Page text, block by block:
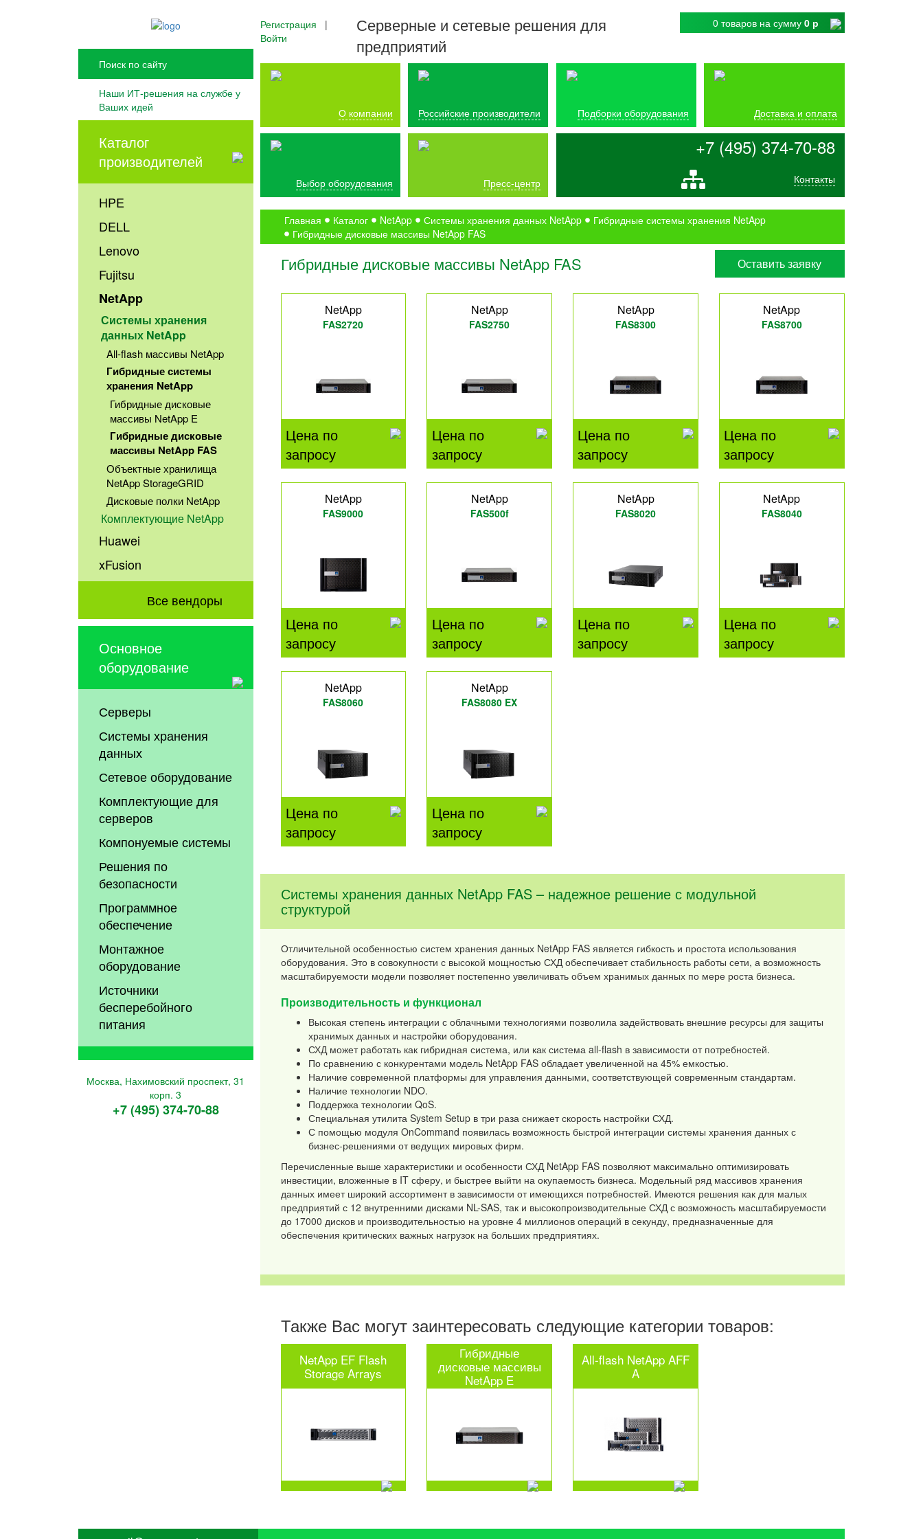
Наши ИТ-решения на службе у
Ваших идей
Каталог
производителей
HPE
DELL
Lenovo
Fujitsu
NetApp
Системы хранения
данных NetApp
All-flash массивы NetApp
Гибридные системы
хранения NetApp
Гибридные дисковые
массивы NetApp E
Гибридные дисковые
массивы NetApp FAS
Объектные хранилища
NetApp StorageGRID
Дисковые полки NetApp
Комплектующие NetApp
Huawei
xFusion
Все вендоры
Основное
оборудование
Серверы
Системы хранения
данных
Сетевое оборудование
Комплектующие для
серверов
Компонуемые системы
Решения по
безопасности
Программное
обеспечение
Монтажное
оборудование
Источники
бесперебойного
питания
Москва, Нахимовский проспект, 31
корп. 3
+7 (495) 374-70-88
Регистрация |
Войти
Серверные и сетевые решения для
предприятий
0 товаров на сумму 0 р
О компании Российские производители Подборки оборудования Доставка и оплата
Выбор оборудования Пресс-центр
+7 (495) 374-70-88
Контакты
Главная Каталог NetApp Системы хранения данных NetApp
Гибридные системы хранения NetApp
Гибридные дисковые массивы NetApp FAS
Гибридные дисковые массивы NetApp FAS Оставить заявку
NetApp
FAS2720
Цена по
запросу
NetApp
FAS2750
Цена по
запросу
NetApp
FAS8300
Цена по
запросу
NetApp
FAS8700
Цена по
запросу
NetApp
FAS9000
Цена по
запросу
NetApp
FAS500f
Цена по
запросу
NetApp
FAS8020
Цена по
запросу
NetApp
FAS8040
Цена по
запросу
NetApp
FAS8060
Цена по
запросу
NetApp
FAS8080 EX
Цена по
запросу
Системы хранения данных NetApp FAS – надежное решение с модульной
структурой
Отличительной особенностью систем хранения данных NetApp FAS является гибкость и простота использования
оборудования. Это в совокупности с высокой мощностью СХД обеспечивает стабильность работы сети, а возможность
масштабируемости модели позволяет постепенно увеличивать объем хранимых данных по мере роста бизнеса.
Производительность и функционал
Высокая степень интеграции с облачными технологиями позволила задействовать внешние ресурсы для защиты
хранимых данных и настройки оборудования.
СХД может работать как гибридная система, или как система all-flash в зависимости от потребностей.
По сравнению с конкурентами модель NetApp FAS обладает увеличенной на 45% емкостью.
Наличие современной платформы для управления данными, соответствующей современным стандартам.
Наличие технологии NDO.
Поддержка технологии QoS.
Специальная утилита System Setup в три раза снижает скорость настройки СХД.
С помощью модуля OnCommand появилась возможность быстрой интеграции системы хранения данных с
бизнес-решениями от ведущих мировых фирм.
Перечисленные выше характеристики и особенности СХД NetApp FAS позволяют максимально оптимизировать
инвестиции, вложенные в IT сферу, и быстрее выйти на окупаемость бизнеса. Модельный ряд массивов хранения
данных имеет широкий ассортимент в зависимости от имеющихся потребностей. Имеются решения как для малых
предприятий с 12 внутренними дисками NL-SAS, так и высокопроизводительные СХД с возможность масштабируемости
до 17000 дисков и производительностью на уровне 4 миллионов операций в секунду, предназначенные для
обеспечения критических важных нагрузок на больших предприятиях.
Также Вас могут заинтересовать следующие категории товаров:
NetApp EF Flash
Storage Arrays
Гибридные
дисковые массивы
NetApp E
All-flash NetApp AFF
A